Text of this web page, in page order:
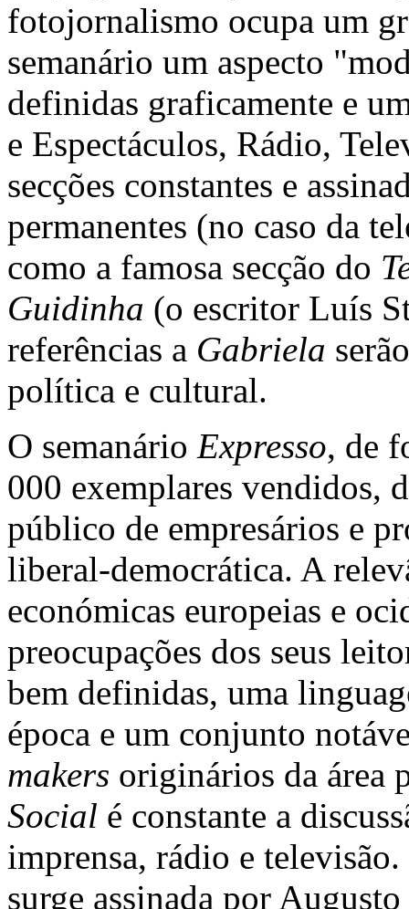
fotojornalismo ocupa um
semanário um aspecto
definidas graficamente e
e Espectáculos, Rádio,
secções constantes e
permanentes (no caso da
como a famosa secção do
Guidinha (o escritor Luís
referências a Gabriela
política e cultural.
O semanário Expresso, de
000 exemplares vendidos,
público de empresários e
liberal-democrática. A
económicas europeias e
preocupações dos seus
bem definidas, uma
época e um conjunto
makers originários da área
Social é constante a
imprensa, rádio e
surge assinada por